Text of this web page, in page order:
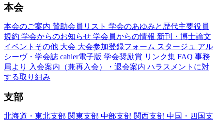
本会
本会のご案内 賛助会員リスト 学会のあゆみと歴代主要役員
規約 学会からのお知らせ 学会員からの情報 新刊・博士論文
イベントその他 大会 大会参加登録フォーム スタージュ アル
シーヴ・学会誌 cahier電子版 学会奨励賞 リンク集 FAQ 事務
局より
入会案内（兼再入会）・退会案内 ハラスメントに対
する取り組み
支部
北海道・東北支部 関東支部 中部支部 関西支部 中国・四国支